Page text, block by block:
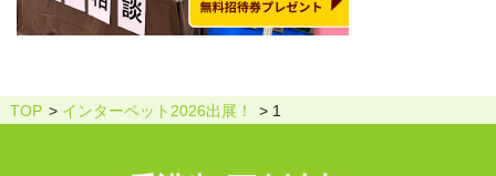
TOP インターペット2026出展！ 1